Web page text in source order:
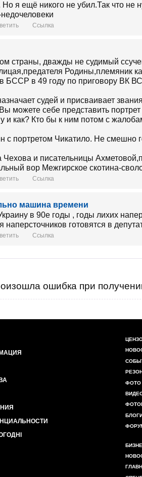
Но я ещё никого не убил.Так что не
Ссылка
страны, дважды не судимый
Родины,племяник
в БССР в 49 году по приговору ВК
судей и присваивает
можете себе представить
и как? Кто бы к ним потом с
с портретом Чикатило. Не смешно
Чехова и писательницы
вор Межгирское скотина-
Ссылка
машина времени
в 90е годы , годы лихих
наперсточников готовятся в
Ссылка
ошибка при
ФОТО